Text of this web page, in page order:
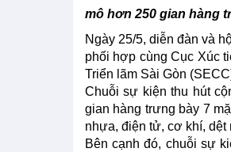
mô hơn 250 gian hàng
Ngày 25/5, diễn đàn và
phối hợp cùng Cục Xúc
Triển lãm Sài Gòn
Chuỗi sự kiện thu hút
gian hàng trưng bày 7
nhựa, điện tử, cơ khí, dệt
Bên cạnh đó, chuỗi sự